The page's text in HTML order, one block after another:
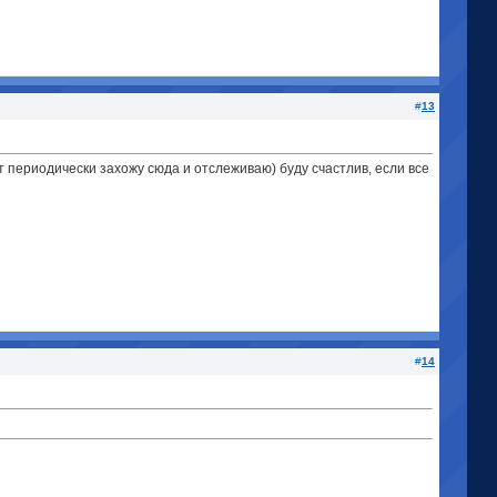
#13
захожу сюда и отслеживаю) буду счастлив, если все
#14